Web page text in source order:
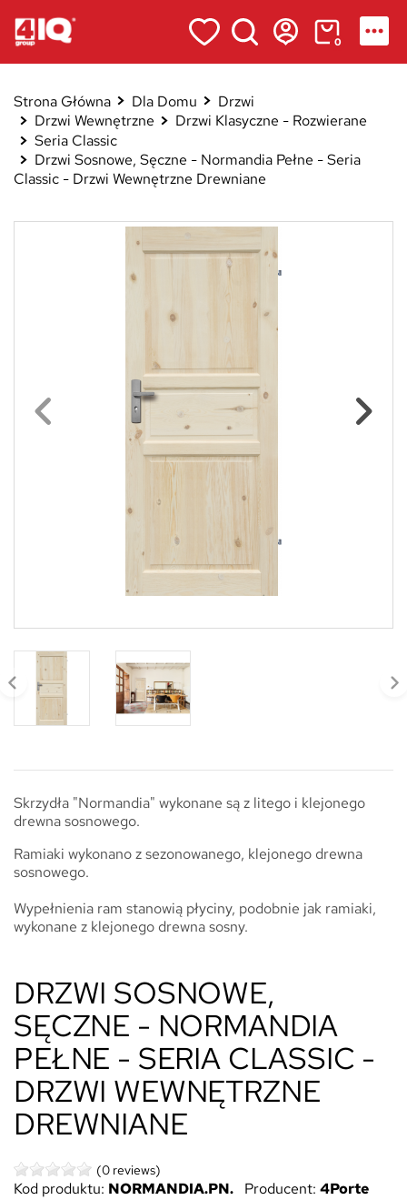
0
Strona Główna Dla Domu
Drzwi
Drzwi Wewnętrzne
Drzwi Klasyczne - Rozwierane
Seria Classic
Drzwi Sosnowe, Sęczne - Normandia Pełne - Seria
Classic - Drzwi Wewnętrzne Drewniane
Skrzydła "Normandia" wykonane są z litego i klejonego
drewna sosnowego.
Ramiaki wykonano z sezonowanego, klejonego drewna
sosnowego.
Wypełnienia ram stanowią płyciny, podobnie jak ramiaki,
wykonane z klejonego drewna sosny.
DRZWI SOSNOWE,
SĘCZNE - NORMANDIA
PEŁNE - SERIA CLASSIC -
DRZWI WEWNĘTRZNE
DREWNIANE
(0 reviews)
Kod produktu: NORMANDIA.PN. Producent: 4Porte